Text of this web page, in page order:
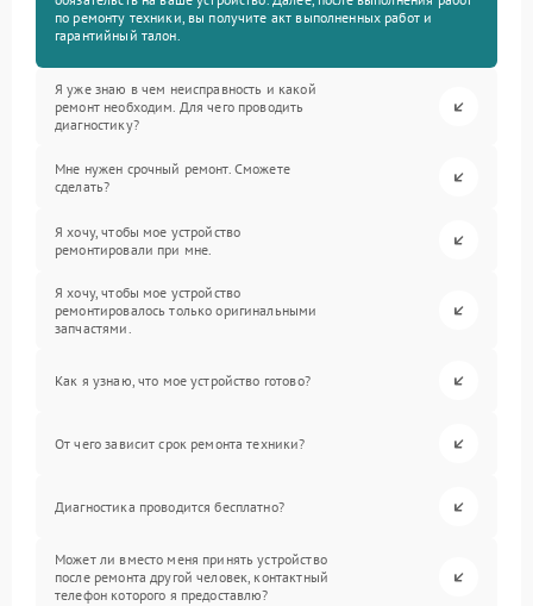
по ремонту техники, вы получите акт выполненных работ и
гарантийный талон.
Я уже знаю в чем неисправность и какой
ремонт необходим. Для чего проводить
диагностику?
Мне нужен срочный ремонт. Сможете
сделать?
Я хочу, чтобы мое устройство
ремонтировали при мне.
Я хочу, чтобы мое устройство
ремонтировалось только оригинальными
запчастями.
Как я узнаю, что мое устройство готово?
От чего зависит срок ремонта техники?
Диагностика проводится бесплатно?
Может ли вместо меня принять устройство
после ремонта другой человек, контактный
телефон которого я предоставлю?